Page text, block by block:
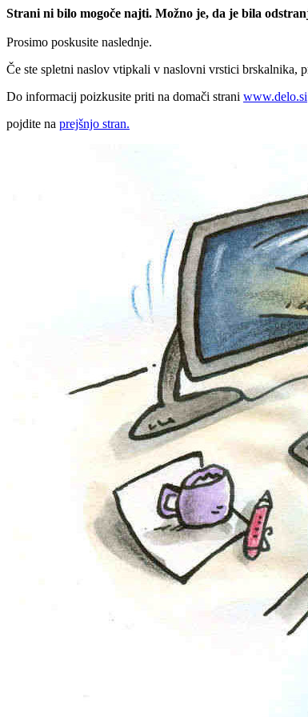
Strani ni bilo mogoče najti. Možno je, da je bila
Prosimo poskusite naslednje.
Če ste spletni naslov vtipkali v naslovni vrstici brskalnika,
Do informacij poizkusite priti na domači strani www.delo.si
pojdite na prejšnjo stran.